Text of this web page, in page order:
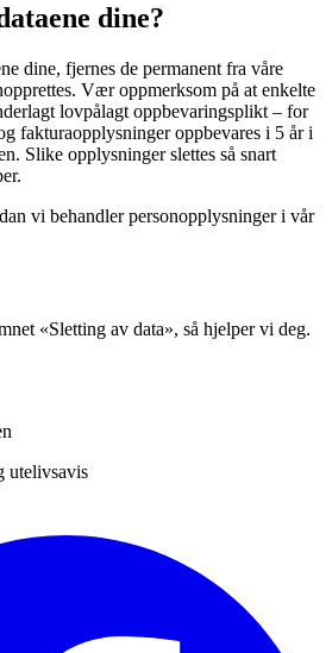
dine?
dine, fjernes de permanent fra våre
Vær oppmerksom på at enkelte
lovpålagt oppbevaringsplikt – for
fakturaopplysninger oppbevares i 5 år i
Slike opplysninger slettes så snart
vi behandler personopplysninger i vår
«Sletting av data», så hjelper vi deg.
utelivsavis